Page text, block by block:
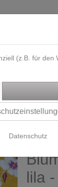
Gutscheine
lila
(z.B. für
Datenschutz